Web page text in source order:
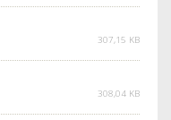
307,15 KB
308,04 KB